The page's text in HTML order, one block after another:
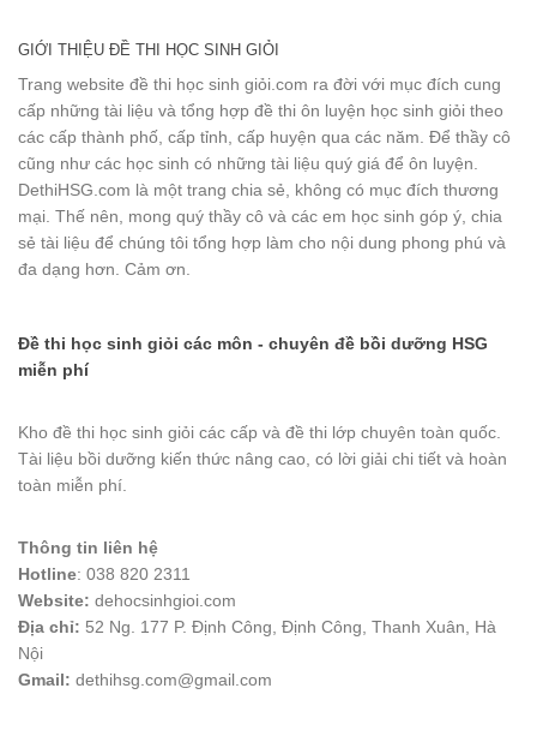
GIỚI THIỆU ĐỀ THI HỌC SINH GIỎI
Trang website đề thi học sinh giỏi.com ra đời với mục đích cung
cấp những tài liệu và tổng hợp đề thi ôn luyện học sinh giỏi theo
các cấp thành phố, cấp tỉnh, cấp huyện qua các năm. Để thầy cô
cũng như các học sinh có những tài liệu quý giá để ôn luyện.
DethiHSG.com là một trang chia sẻ, không có mục đích thương
mại. Thế nên, mong quý thầy cô và các em học sinh góp ý, chia
sẻ tài liệu để chúng tôi tổng hợp làm cho nội dung phong phú và
đa dạng hơn. Cảm ơn.
Đề thi học sinh giỏi các môn - chuyên đề bồi dưỡng HSG
miễn phí
Kho đề thi học sinh giỏi các cấp và đề thi lớp chuyên toàn quốc.
Tài liệu bồi dưỡng kiến thức nâng cao, có lời giải chi tiết và hoàn
toàn miễn phí.
Thông tin liên hệ
Hotline: 038 820 2311
Website: dehocsinhgioi.com
Địa chỉ: 52 Ng. 177 P. Định Công, Định Công, Thanh Xuân, Hà
Nội
Gmail: dethihsg.com@gmail.com